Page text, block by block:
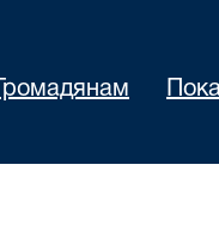
Громадянам